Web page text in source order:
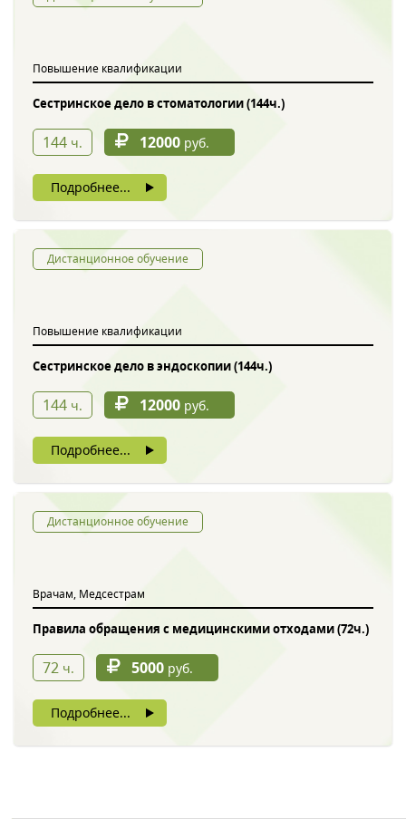
Повышение квалификации
Сестринское дело в стоматологии (144ч.)
144 ч. 12000 руб.
Подробнее...
Дистанционное обучение
Повышение квалификации
Сестринское дело в эндоскопии (144ч.)
144 ч. 12000 руб.
Подробнее...
Дистанционное обучение
Врачам, Медсестрам
Правила обращения с медицинскими отходами (72ч.)
72 ч. 5000 руб.
Подробнее...
Нажимая на кнопку, вы даете согласие на обработку своих